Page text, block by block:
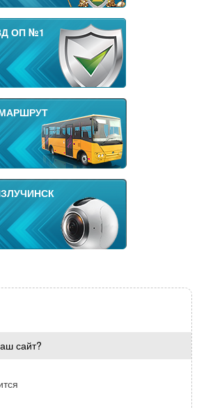
ОП №1
сайт?